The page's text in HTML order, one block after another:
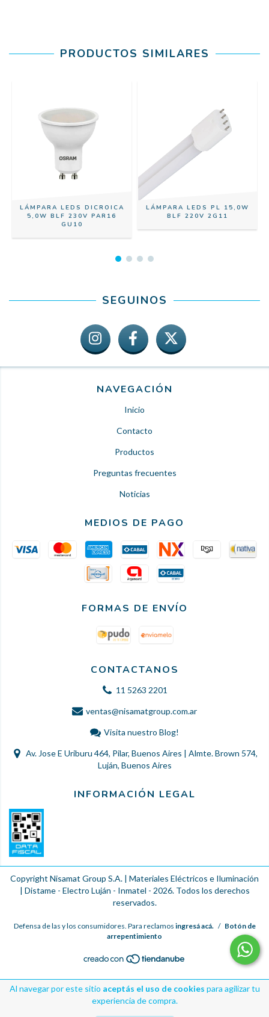
Al navegar por este sitio aceptás el uso de cookies para agilizar tu
experiencia de compra.
PRODUCTOS SIMILARES
LÁMPARA LEDS DICROICA
5,0W BLF 230V PAR16
GU10
LÁMPARA LEDS PL 15,0W
BLF 220V 2G11
SEGUINOS
NAVEGACIÓN
Inicio
Contacto
Productos
Preguntas frecuentes
Noticias
MEDIOS DE PAGO
FORMAS DE ENVÍO
CONTACTANOS
11 5263 2201
ventas@nisamatgroup.com.ar
Visita nuestro Blog!
Av. Jose E Uriburu 464, Pilar, Buenos Aires | Almte. Brown 574,
Luján, Buenos Aires
INFORMACIÓN LEGAL
Copyright Nisamat Group S.A. | Materiales Eléctricos e Iluminación
| Distame - Electro Luján - Inmatel - 2026. Todos los derechos
reservados.
Defensa de las y los consumidores. Para reclamos ingresá acá. / Botón de
arrepentimiento